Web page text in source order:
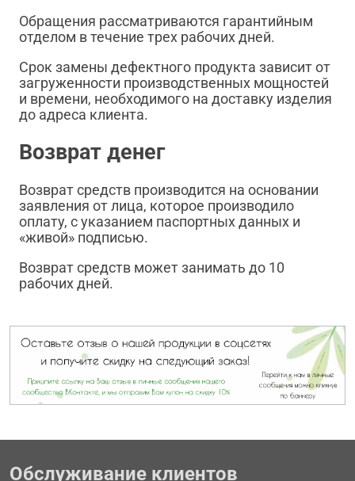
Обращения рассматриваются гарантийным
отделом в течение трех рабочих дней.
Срок замены дефектного продукта зависит от
загруженности производственных мощностей
и времени, необходимого на доставку изделия
до адреса клиента.
Возврат денег
Возврат средств производится на основании
заявления от лица, которое производило
оплату, с указанием паспортных данных и
«живой» подписью.
Возврат средств может занимать до 10
рабочих дней.
Обслуживание клиентов